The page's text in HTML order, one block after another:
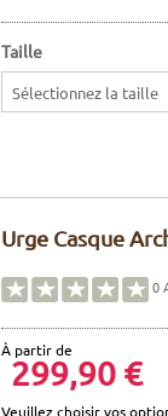
Taille
Sélectionnez la taille
Urge Casque
0
À partir de
299,90 €
Veuillez choisir vos